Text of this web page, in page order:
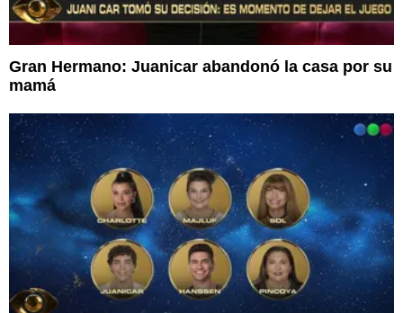
Gran Hermano: Juanicar abandonó la casa por su
mamá